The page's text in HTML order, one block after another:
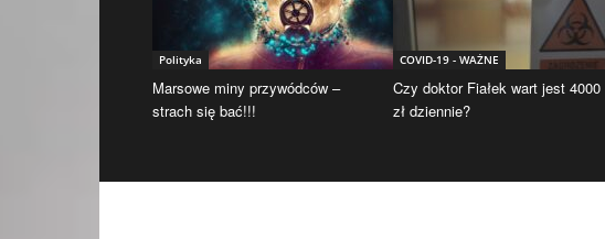
Polityka
Marsowe miny przywódców –
strach się bać!!!
COVID-19 - WAŻNE
Czy doktor Fiałek wart jest 4000
zł dziennie?